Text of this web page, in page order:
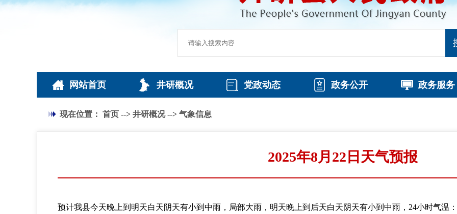
网站首页 井研概况 党政动态 政务公开 政务服务
现在位置： 首页 --> 井研概况--> 气象信息
2025年8月22日天气预报
预计我县今天晚上到明天白天阴天有小到中雨，局部大雨，明天晚上到后天白天阴天有小到中雨，24小时气温：